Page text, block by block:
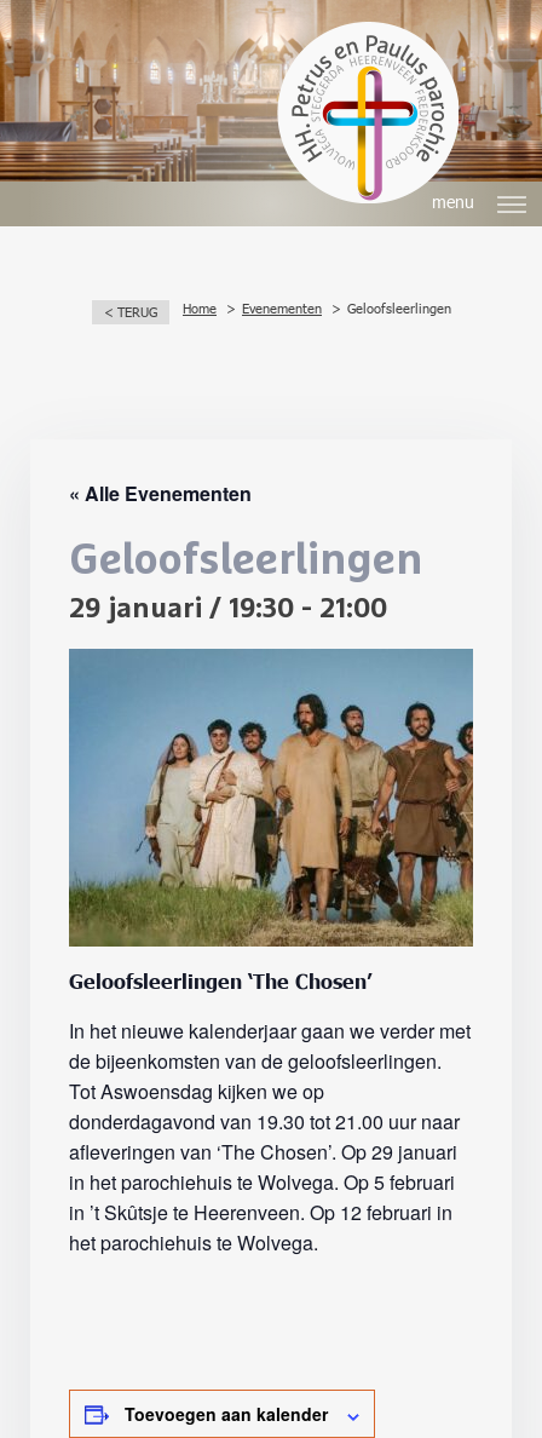
menu
< TERUG Home Evenementen Geloofsleerlingen
« Alle Evenementen
Geloofsleerlingen
29 januari / 19:30 - 21:00
Geloofsleerlingen ‘The Chosen’
In het nieuwe kalenderjaar gaan we verder met
de bijeenkomsten van de geloofsleerlingen.
Tot Aswoensdag kijken we op
donderdagavond van 19.30 tot 21.00 uur naar
afleveringen van ‘The Chosen’. Op 29 januari
in het parochiehuis te Wolvega. Op 5 februari
in ’t Skûtsje te Heerenveen. Op 12 februari in
het parochiehuis te Wolvega.
Toevoegen aan kalender